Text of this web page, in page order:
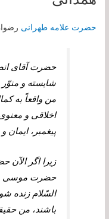
حضرت علامه طهرانی
حضرت آقاى
شايسته و منوّر
من واقعاً به
اخلاقى و
پيغمبر، ايمان
زيرا اگر
حضرت موسى و
السّلام زنده
باشند، من